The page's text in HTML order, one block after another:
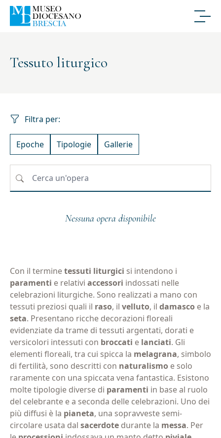
Tessuto liturgico
Filtra per:
Epoche Tipologie Gallerie
Nessuna opera disponibile
Con il terminetessuti liturgici si intendono i
paramenti e relativi accessori indossati nelle
celebrazioni liturgiche. Sono realizzati a mano con
tessuti preziosi quali il raso, il velluto, il damasco e la
seta. Presentano ricche decorazioni floreali
evidenziate da trame di tessuti argentati, dorati e
versicolori intessuti con broccati e lanciati. Gli
elementi floreali, tra cui spicca la melagrana, simbolo
di fertilità, sono descritti con naturalismo e solo
raramente con una spiccata vena fantastica. Esistono
molte tipologie diverse di paramenti in base al ruolo
del celebrante e a seconda delle celebrazioni. Uno dei
più diffusi è la pianeta, una sopravveste semi-
circolare usata dal sacerdote durante la messa. Per